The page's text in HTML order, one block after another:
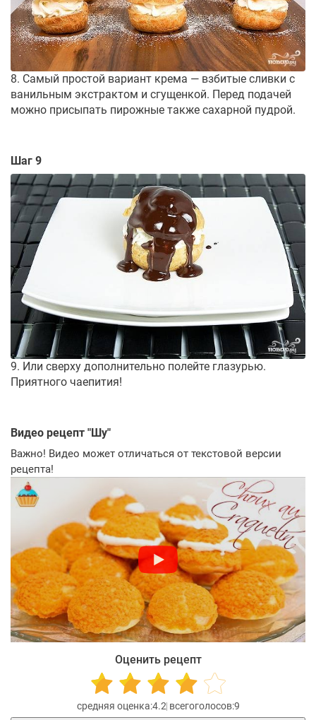
8. Самый простой вариант крема — взбитые сливки с
ванильным экстрактом и сгущенкой. Перед подачей
можно присыпать пирожные также сахарной пудрой.
Шаг 9
9. Или сверху дополнительно полейте глазурью.
Приятного чаепития!
Видео рецепт "Шу"
Важно! Видео может отличаться от текстовой версии
рецепта!
Оценить рецепт
4.2 9